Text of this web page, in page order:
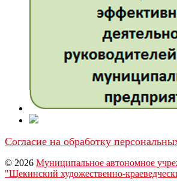
Согласие на обработку
© 2026 Муниципальное автономное
"Щекинский художественно-